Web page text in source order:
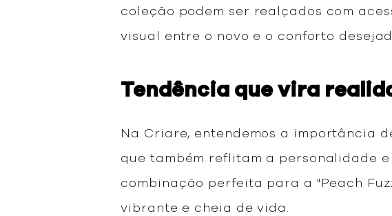
coleção podem ser realçados com
visual entre o novo e o conforto
Tendência que vira
Na Criare, entendemos a importância
que também reflitam a personalidade
combinação perfeita para a "Peach
vibrante e cheia de vida.